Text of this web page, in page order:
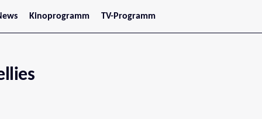
Kinoprogramm
Jetzt im Kino
Oberösterreich
TV-Programm